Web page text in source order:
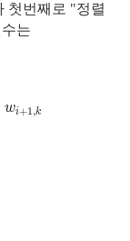
첫번째로 "정렬
는
wi+1,k
+1, k